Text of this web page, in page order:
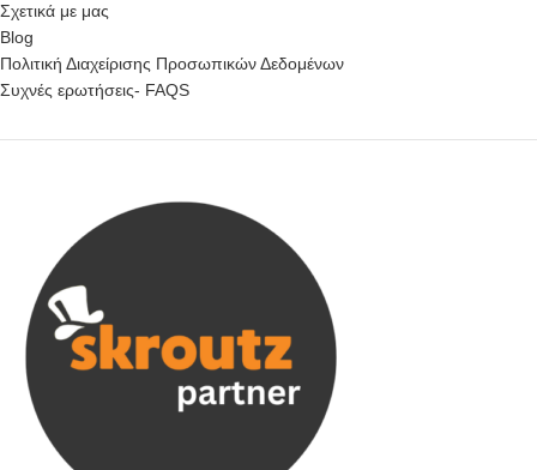
Σχετικά με μας
Blog
Πολιτική Διαχείρισης Προσωπικών Δεδομένων
Συχνές ερωτήσεις- FAQS